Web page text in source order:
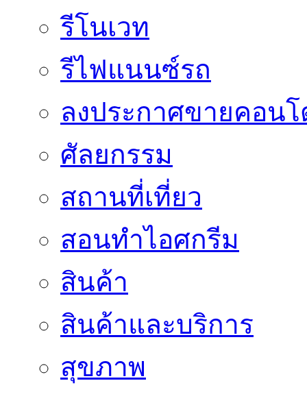
รีโนเวท
รีไฟแนนซ์รถ
ลงประกาศขายคอน
ศัลยกรรม
สถานที่เที่ยว
สอนทำไอศกรีม
สินค้า
สินค้าและบริการ
สุขภาพ